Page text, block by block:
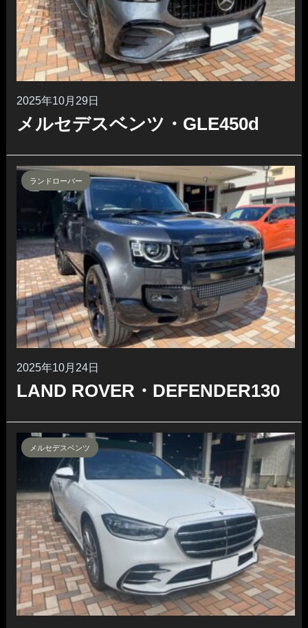
2025年10月29日
メルセデスベンツ・GLE450d
ランドローバー
2025年10月24日
LAND ROVER・DEFENDER130
メルセデスベンツ